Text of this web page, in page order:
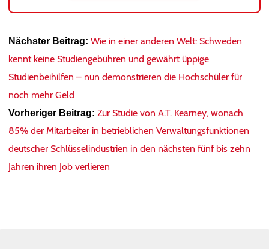
Nächster Beitrag: Wie in einer anderen Welt: Schweden
kennt keine Studiengebühren und gewährt üppige
Studienbeihilfen – nun demonstrieren die Hochschüler für
noch mehr Geld
Vorheriger Beitrag: Zur Studie von A.T. Kearney, wonach
85% der Mitarbeiter in betrieblichen Verwaltungsfunktionen
deutscher Schlüsselindustrien in den nächsten fünf bis zehn
Jahren ihren Job verlieren